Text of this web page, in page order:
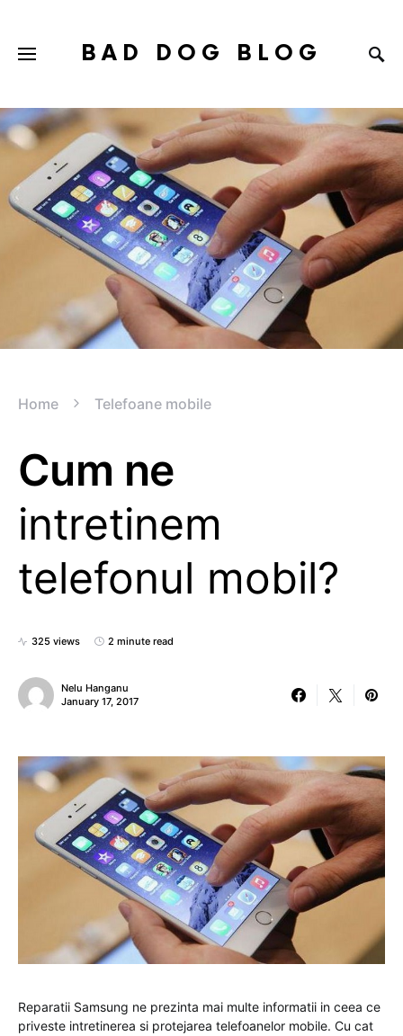
BAD DOG BLOG
Home Telefoane mobile
Cum ne
intretinem
telefonul mobil?
325 views 2 minute read
Nelu Hanganu
January 17, 2017
Reparatii Samsung ne prezinta mai multe informatii in ceea ce
priveste intretinerea si protejarea telefoanelor mobile. Cu cat